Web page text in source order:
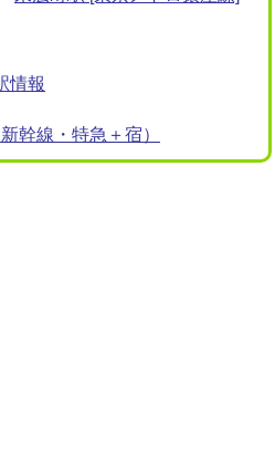
情報
幹線・特急＋宿）